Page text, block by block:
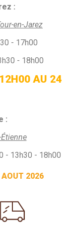
:
en-Jarez
- 17h00
- 18h00
AU 24
:
- 13h30 - 18h00
2026